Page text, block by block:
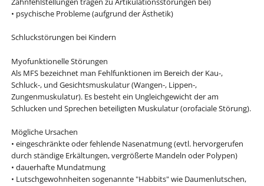
• psychische Probleme (aufgrund der Ästhetik)
Schluckstörungen bei Kindern
Myofunktionelle Störungen
Als MFS bezeichnet man Fehlfunktionen im Bereich der Kau-,
Schluck-, und Gesichtsmuskulatur (Wangen-, Lippen-,
Zungenmuskulatur). Es besteht ein Ungleichgewicht der am
Schlucken und Sprechen beteiligten Muskulatur (orofaciale Störung).
Mögliche Ursachen
• eingeschränkte oder fehlende Nasenatmung (evtl. hervorgerufen
durch ständige Erkältungen, vergrößerte Mandeln oder Polypen)
• dauerhafte Mundatmung
• Lutschgewohnheiten sogenannte "Habbits" wie Daumenlutschen,